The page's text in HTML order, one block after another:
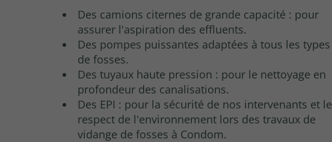
Des camions citernes de grande capacité : pour
assurer l'aspiration des effluents.
Des pompes puissantes adaptées à tous les types
de fosses.
Des tuyaux haute pression : pour le nettoyage en
profondeur des canalisations.
Des EPI : pour la sécurité de nos intervenants et le
respect de l'environnement lors des travaux de
vidange de fosses à Condom.